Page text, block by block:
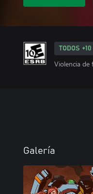
TODOS +10
Violencia de
Galería